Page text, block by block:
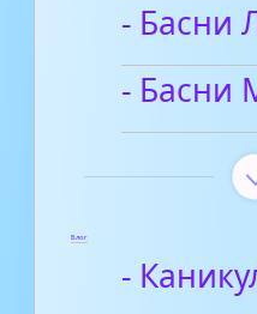
- Басни
- Басни
Блог
-